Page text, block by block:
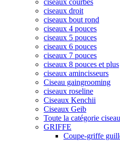
ciseaux courbés
ciseaux droit
ciseaux bout rond
ciseaux 4 pouces
ciseaux 5 pouces
ciseaux 6 pouces
ciseaux 7 pouces
ciseaux 8 pouces et plus
ciseaux amincisseurs
Ciseau gaingrooming
ciseaux roseline
Ciseaux Kenchii
Ciseaux Geib
Toute la catégorie
GRIFFE
Coupe-griffe